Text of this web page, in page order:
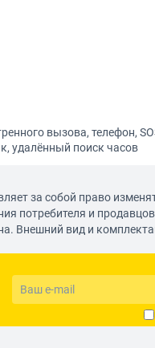
вызова, телефон,
удалённый поиск часов
за собой право
потребителя и
Внешний вид и